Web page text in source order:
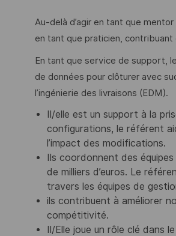
Au-delà d’agir en tant que
en tant que praticien,
En tant que service de support, le
de données pour clôturer avec
l’ingénierie des livraisons (EDM).
Il/elle est un support à la
configurations, le référent
l’impact des modifications.
Ils coordonnent des
de milliers d’euros. Le
travers les équipes de
ils contribuent à améliorer
compétitivité.
Il/Elle joue un rôle clé dans